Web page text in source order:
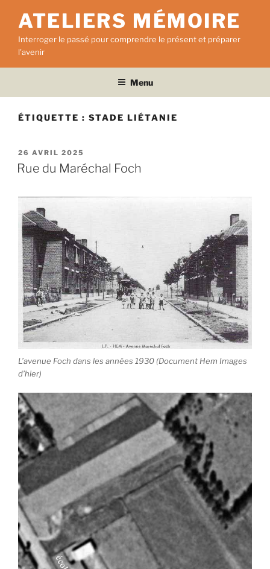
contenu
principal
ATELIERS MÉMOIRE
Interroger le passé pour comprendre le présent et préparer
l'avenir
Menu
ÉTIQUETTE : STADE LIÉTANIE
PUBLIÉ
LE
26 AVRIL 2025
Rue du Maréchal Foch
L’avenue Foch dans les années 1930 (Document Hem Images
d’hier)